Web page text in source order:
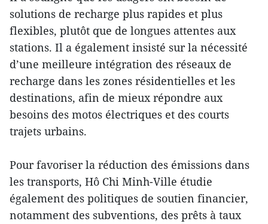
solutions de recharge plus rapides et plus
flexibles, plutôt que de longues attentes aux
stations. Il a également insisté sur la nécessité
d’une meilleure intégration des réseaux de
recharge dans les zones résidentielles et les
destinations, afin de mieux répondre aux
besoins des motos électriques et des courts
trajets urbains.
Pour favoriser la réduction des émissions dans
les transports, Hô Chi Minh-Ville étudie
également des politiques de soutien financier,
notamment des subventions, des prêts à taux